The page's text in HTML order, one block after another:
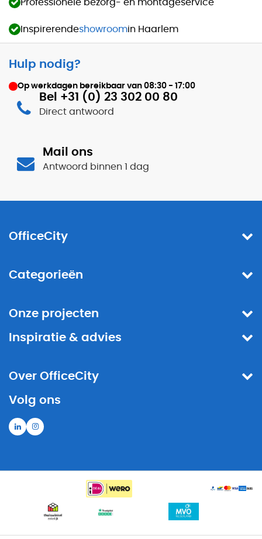
Professionele bezorg- en montageservice
Inspirerendeshowroomin Haarlem
Hulp nodig?
Op werkdagen bereikbaar van 08:30 - 17:00
Bel +31 (0) 23 302 00 80
Direct antwoord
Mail ons
Antwoord binnen 1 dag
OfficeCity
Categorieën
Onze projecten
Inspiratie & advies
Over OfficeCity
Volg ons